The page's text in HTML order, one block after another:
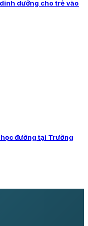
dưỡng cho trẻ vào
đường tại Trường